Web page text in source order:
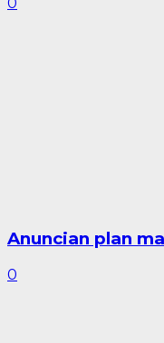
Anuncian plan
0